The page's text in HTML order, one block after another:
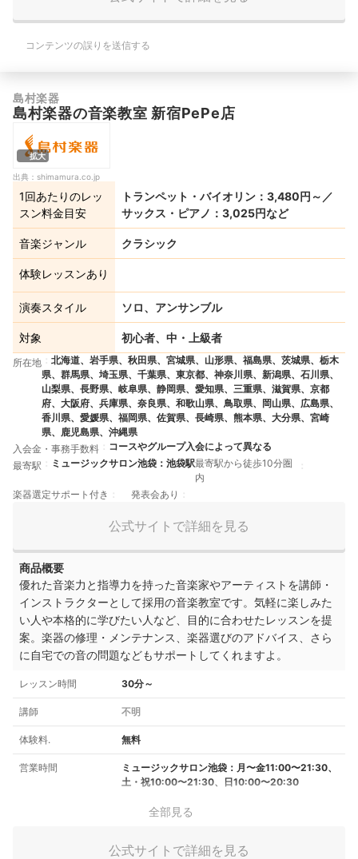
コンテンツの誤りを送信する
島村楽器
島村楽器の音楽教室 新宿PePe店
拡大
出典： shimamura.co.jp
1回あたりのレッ
スン料金目安
トランペット・バイオリン：3,480円～／
サックス・ピアノ：3,025円など
音楽ジャンル クラシック
体験レッスンあり
演奏スタイル ソロ、アンサンブル
対象 初心者、中・上級者
所在地
北海道、岩手県、秋田県、宮城県、山形県、福島県、茨城県、栃木
県、群馬県、埼玉県、千葉県、東京都、神奈川県、新潟県、石川県、
山梨県、長野県、岐阜県、静岡県、愛知県、三重県、滋賀県、京都
府、大阪府、兵庫県、奈良県、和歌山県、鳥取県、岡山県、広島県、
香川県、愛媛県、福岡県、佐賀県、長崎県、熊本県、大分県、宮崎
県、鹿児島県、沖縄県
入会金・事務手数料
コースやグループ入会によって異なる
最寄駅
ミュージックサロン池袋：池袋駅最寄駅から徒歩10分圏
内
楽器選定サポート付き
発表会あり
公式サイトで詳細を見る
商品概要
優れた音楽力と指導力を持った音楽家やアーティストを講師・
インストラクターとして採用の音楽教室です。気軽に楽しみた
い人や本格的に学びたい人など、目的に合わせたレッスンを提
案。楽器の修理・メンテナンス、楽器選びのアドバイス、さら
に自宅での音の問題などもサポートしてくれますよ。
レッスン時間 30分～
講師 不明
体験料. 無料
営業時間
ミュージックサロン池袋：月〜金11:00〜21:30、
土・祝10:00〜21:30、日10:00〜20:30
全部見る
公式サイトで詳細を見る